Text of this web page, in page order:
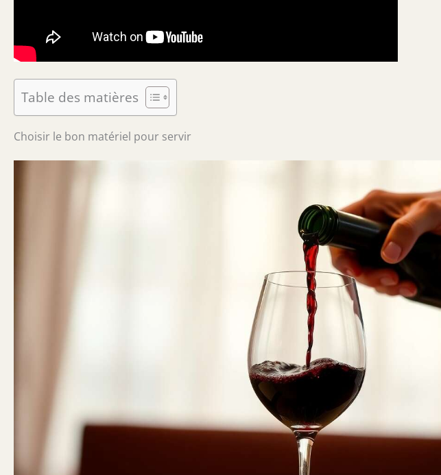
Table des matières
Choisir le bon matériel pour servir